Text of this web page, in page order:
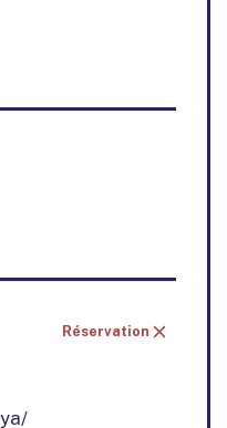
Réservation